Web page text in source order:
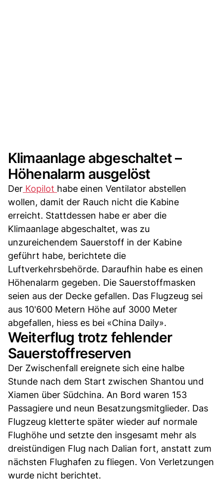
Klimaanlage abgeschaltet –
Höhenalarm ausgelöst
Der Kopilot habe einen Ventilator abstellen
wollen, damit der Rauch nicht die Kabine
erreicht. Stattdessen habe er aber die
Klimaanlage abgeschaltet, was zu
unzureichendem Sauerstoff in der Kabine
geführt habe, berichtete die
Luftverkehrsbehörde. Daraufhin habe es einen
Höhenalarm gegeben. Die Sauerstoffmasken
seien aus der Decke gefallen. Das Flugzeug sei
aus 10'600 Metern Höhe auf 3000 Meter
abgefallen, hiess es bei «China Daily».
Weiterflug trotz fehlender
Sauerstoffreserven
Der Zwischenfall ereignete sich eine halbe
Stunde nach dem Start zwischen Shantou und
Xiamen über Südchina. An Bord waren 153
Passagiere und neun Besatzungsmitglieder. Das
Flugzeug kletterte später wieder auf normale
Flughöhe und setzte den insgesamt mehr als
dreistündigen Flug nach Dalian fort, anstatt zum
nächsten Flughafen zu fliegen. Von Verletzungen
wurde nicht berichtet.